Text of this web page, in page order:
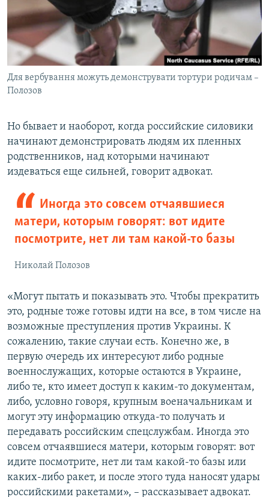
Для вербування можуть демонструвати тортури родичам –
Полозов
Но бывает и наоборот, когда российские силовики
начинают демонстрировать людям их пленных
родственников, над которыми начинают
издеваться еще сильней, говорит адвокат.
Иногда это совсем отчаявшиеся
матери, которым говорят: вот идите
посмотрите, нет ли там какой-то базы
Николай Полозов
«Могут пытать и показывать это. Чтобы прекратить
это, родные тоже готовы идти на все, в том числе на
возможные преступления против Украины. К
сожалению, такие случаи есть. Конечно же, в
первую очередь их интересуют либо родные
военнослужащих, которые остаются в Украине,
либо те, кто имеет доступ к каким-то документам,
либо, условно говоря, крупным военачальникам и
могут эту информацию откуда-то получать и
передавать российским спецслужбам. Иногда это
совсем отчаявшиеся матери, которым говорят: вот
идите посмотрите, нет ли там какой-то базы или
каких-либо ракет, и после этого туда наносят удары
российскими ракетами», – рассказывает адвокат.